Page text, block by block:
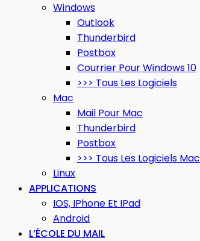
Windows
Outlook
Thunderbird
Postbox
Courrier Pour Windows 10
>>> Tous Les Logiciels
Mac
Mail Pour Mac
Thunderbird
Postbox
>>> Tous Les Logiciels Mac
Linux
APPLICATIONS
IOS, IPhone Et IPad
Android
L’ÉCOLE DU MAIL